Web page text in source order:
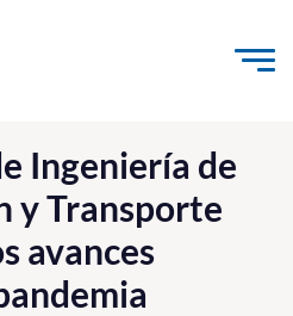
contenido
Innovación
Ingeniería de
y Transporte
avances